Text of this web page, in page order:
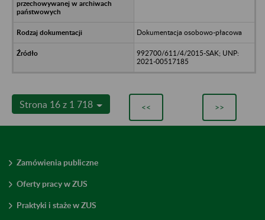
Dokumentacja osobowo-płacowa
992700/611/4/2015-SAK; UNP:
2021-00517185
Strona 16 z 1 718 << >>
Zamówienia publiczne
Oferty pracy w ZUS
Praktyki i staże w ZUS